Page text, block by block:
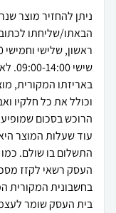
באריזתו המקורית,
וכולל את כל חלקיו
הרוכש בסכום
התשלום בו שולם. כמו
העסק רשאי לקזז
בחשבונית המקורית
בית העסק שומר